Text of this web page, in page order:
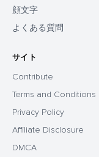
顔文字
よくある質問
サイト
Contribute
Terms and Conditions
Privacy Policy
Affiliate Disclosure
DMCA